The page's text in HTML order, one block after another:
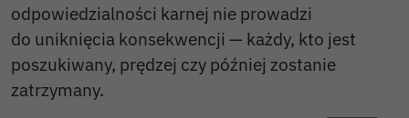
odpowiedzialności karnej nie prowadzi
do uniknięcia konsekwencji — każdy, kto jest
poszukiwany, prędzej czy później zostanie
zatrzymany.